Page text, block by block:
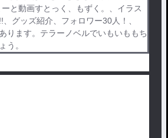
と動画すとっく、もずく。、イラス
、グッズ紹介、フォロワー30人！、
ります。テラーノベルでいもいももち
う。